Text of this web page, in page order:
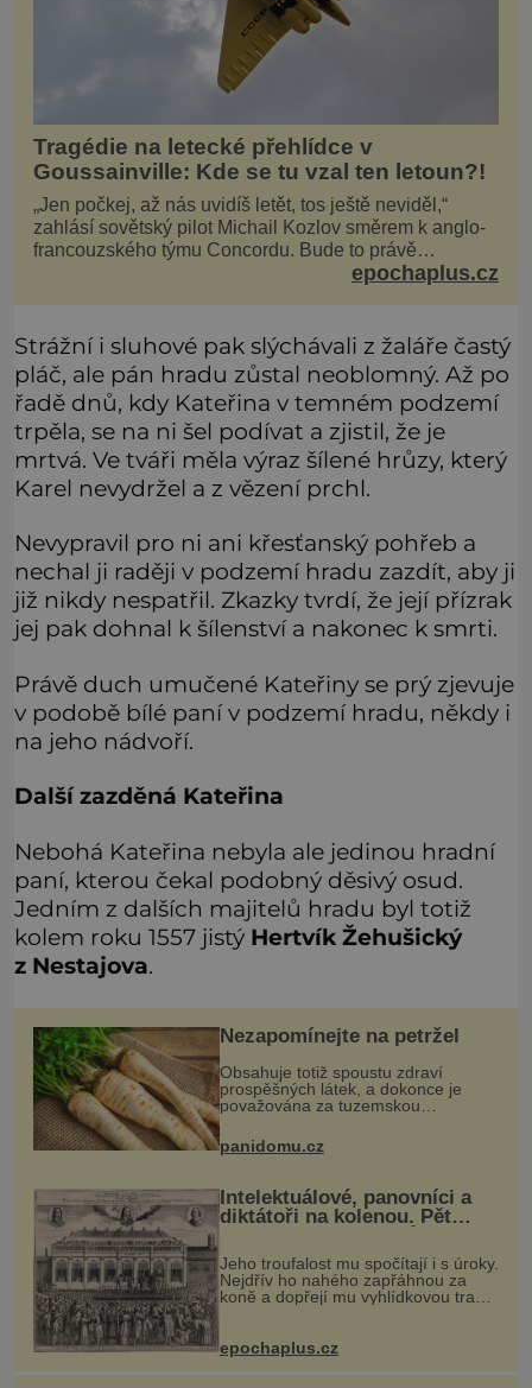
Tragédie na letecké přehlídce v
Goussainville: Kde se tu vzal ten letoun?!
„Jen počkej, až nás uvidíš letět, tos ještě neviděl,“
zahlásí sovětský pilot Michail Kozlov směrem k anglo-
francouzského týmu Concordu. Bude to právě
konkurenční boj, co bude stát za smrtí celé 6členné
epochaplus.cz
Strážní i sluhové pak slýchávali z žaláře častý
pláč, ale pán hradu zůstal neoblomný. Až po
řadě dnů, kdy Kateřina v temném podzemí
trpěla, se na ni šel podívat a zjistil, že je
mrtvá. Ve tváři měla výraz šílené hrůzy, který
Karel nevydržel a z vězení prchl.
Nevypravil pro ni ani křesťanský pohřeb a
nechal ji raději v podzemí hradu zazdít, aby ji
již nikdy nespatřil. Zkazky tvrdí, že její přízrak
jej pak dohnal k šílenství a nakonec k smrti.
Právě duch umučené Kateřiny se prý zjevuje
v podobě bílé paní v podzemí hradu, někdy i
na jeho nádvoří.
Další zazděná Kateřina
Nebohá Kateřina nebyla ale jedinou hradní
paní, kterou čekal podobný děsivý osud.
Jedním z dalších majitelů hradu byl totiž
kolem roku 1557 jistý Hertvík Žehušický
z Nestajova.
Nezapomínejte na petržel
Obsahuje totiž spoustu zdraví
prospěšných látek, a dokonce je
považována za tuzemskou
superpotravinu. Zázrak plný
vitaminů V petrželi najdete vitaminy
B1, B2, B3, B6, provitamin A, vitamin
panidomu.cz
Intelektuálové, panovníci a
diktátoři na kolenou. Pět
popravou
Jeho troufalost mu spočítají i s úroky.
Nejdřív ho nahého zapřáhnou za
koně a dopřejí mu vyhlídkovou trasu
předtím, než ztratí věd
epochaplus.cz